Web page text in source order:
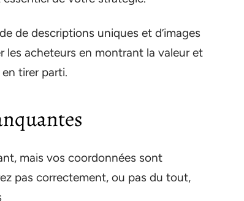
de descriptions uniques et d’images
les acheteurs en montrant la valeur et
tirer parti.
mais vos coordonnées sont
pas correctement, ou pas du tout,